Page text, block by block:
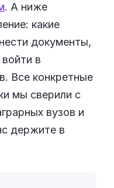
. А ниже
какие
документы,
в
Все конкретные
мы сверили с
вузов и
держите в